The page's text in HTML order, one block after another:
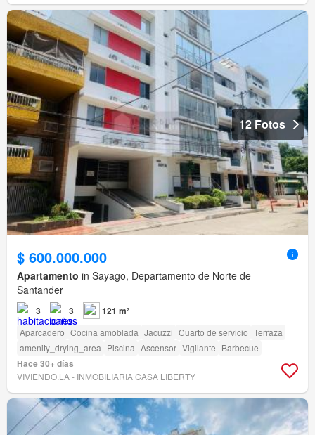
12 Fotos
$ 600.000.000
Apartamento in Sayago, Departamento de Norte de
Santander
3 3 121 m²
Aparcadero Cocina amoblada Jacuzzi Cuarto de servicio Terraza
amenity_drying_area Piscina Ascensor Vigilante Barbecue
Hace 30+ días
VIVIENDO.LA - INMOBILIARIA CASA LIBERTY